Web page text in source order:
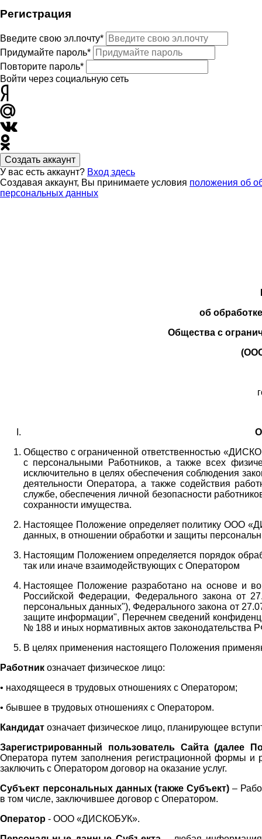
Регистрация
Введите свою эл.почту*
Придумайте пароль*
Повторите пароль*
Войти через социальную сеть
Создать аккаунт
У вас есть аккаунт? Вход здесь
Создавая аккаунт, Вы принимаете условия положения об
персональных данных
об
Общества с
Общество с ограниченной ответственностью
с персональными Работников, а также всех
исключительно в целях обеспечения соблюдения
деятельности Оператора,а также содействия
службе, обеспечения личной безопасности
сохранности имущества.
Настоящее Положение определяет политику ООО
данных, в отношении обработки и защиты
Настоящим Положением определяется порядок
так или иначе взаимодействующих с Оператором
Настоящее Положение разработано на основе и во
Российской Федерации, Федерального закона
персональных данных"), Федерального закона от
защите информации", Перечнем сведений
№ 188 и иных нормативных актов законодательства
В целях применения настоящего Положения
Работник означает физическое лицо:
• находящееся в трудовых отношениях с Оператором;
• бывшее в трудовых отношениях с Оператором.
Кандидат означает физическое лицо, планирующее
Зарегистрированный пользователь Сайта (далее
Оператора путем заполнения регистрационной формы и
заключить с Оператором договор на оказание услуг.
Субъект персональных данных (также Субъект) –
в том числе, заключившее договор с Оператором.
Оператор - ООО «ДИСКОБУК».